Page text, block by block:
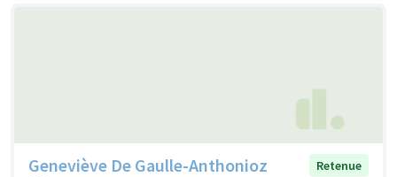
Geneviève De Gaulle-Anthonioz
Retenue